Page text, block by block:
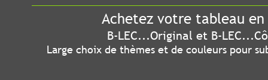
Achetez votre tableau
B-LEC...Original et B-
Large choix de thèmes et de couleurs pour